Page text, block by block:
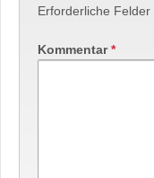
Erforderliche Felder
Kommentar*